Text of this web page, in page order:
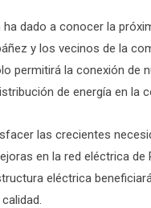
ha dado a conocer la
y los vecinos de la
permitirá la conexión de
de energía en la
las crecientes
en la red eléctrica
eléctrica